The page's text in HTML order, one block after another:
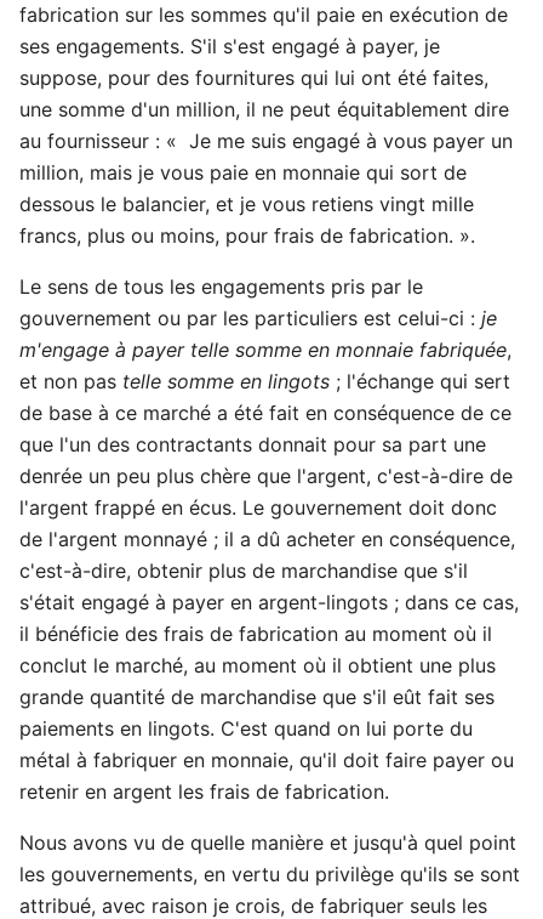
fabrication sur les sommes qu'il paie en exécution de
ses engagements. S'il s'est engagé à payer, je
suppose, pour des fournitures qui lui ont été faites,
une somme d'un million, il ne peut équitablement dire
au fournisseur : « Je me suis engagé à vous payer un
million, mais je vous paie en monnaie qui sort de
dessous le balancier, et je vous retiens vingt mille
francs, plus ou moins, pour frais de fabrication. ».
Le sens de tous les engagements pris par le
gouvernement ou par les particuliers est celui-ci : je
m'engage à payer telle somme en monnaie fabriquée,
et non pas telle somme en lingots ; l'échange qui sert
de base à ce marché a été fait en conséquence de ce
que l'un des contractants donnait pour sa part une
denrée un peu plus chère que l'argent, c'est-à-dire de
l'argent frappé en écus. Le gouvernement doit donc
de l'argent monnayé ; il a dû acheter en conséquence,
c'est-à-dire, obtenir plus de marchandise que s'il
s'était engagé à payer en argent-lingots ; dans ce cas,
il bénéficie des frais de fabrication au moment où il
conclut le marché, au moment où il obtient une plus
grande quantité de marchandise que s'il eût fait ses
paiements en lingots. C'est quand on lui porte du
métal à fabriquer en monnaie, qu'il doit faire payer ou
retenir en argent les frais de fabrication.
Nous avons vu de quelle manière et jusqu'à quel point
les gouvernements, en vertu du privilège qu'ils se sont
attribué, avec raison je crois, de fabriquer seuls les